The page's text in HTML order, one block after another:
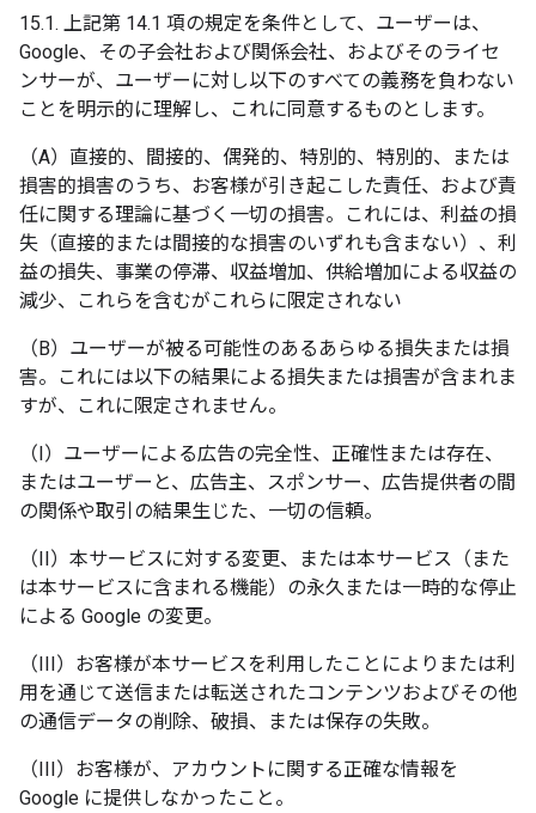
15.1. 上記第 14.1 項の規定を条件として、ユーザーは、
Google、その子会社および関係会社、およびそのライセ
ンサーが、ユーザーに対し以下のすべての義務を負わない
ことを明示的に理解し、これに同意するものとします。
（A）直接的、間接的、偶発的、特別的、特別的、または
損害的損害のうち、お客様が引き起こした責任、および責
任に関する理論に基づく一切の損害。これには、利益の損
失（直接的または間接的な損害のいずれも含まない）、利
益の損失、事業の停滞、収益増加、供給増加による収益の
減少、これらを含むがこれらに限定されない
（B）ユーザーが被る可能性のあるあらゆる損失または損
害。これには以下の結果による損失または損害が含まれま
すが、これに限定されません。
（I）ユーザーによる広告の完全性、正確性または存在、
またはユーザーと、広告主、スポンサー、広告提供者の間
の関係や取引の結果生じた、一切の信頼。
（II）本サービスに対する変更、または本サービス（また
は本サービスに含まれる機能）の永久または一時的な停止
による Google の変更。
（III）お客様が本サービスを利用したことによりまたは利
用を通じて送信または転送されたコンテンツおよびその他
の通信データの削除、破損、または保存の失敗。
（III）お客様が、アカウントに関する正確な情報を
Google に提供しなかったこと。